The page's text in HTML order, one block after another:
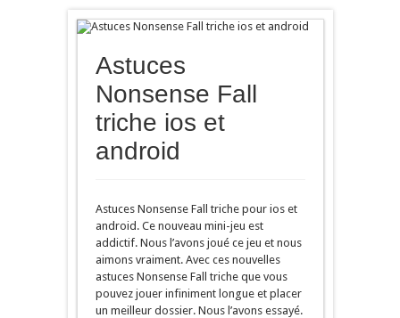
Astuces
Nonsense Fall
triche ios et
android
Astuces Nonsense Fall triche pour ios et
android. Ce nouveau mini-jeu est
addictif. Nous l’avons joué ce jeu et nous
aimons vraiment. Avec ces nouvelles
astuces Nonsense Fall triche que vous
pouvez jouer infiniment longue et placer
un meilleur dossier. Nous l’avons essayé.